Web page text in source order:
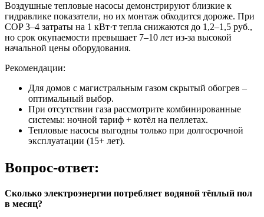
Воздушные тепловые насосы демонстрируют близкие к
гидравлике показатели, но их монтаж обходится дороже. При
COP 3–4 затраты на 1 кВт·т тепла снижаются до 1,2–1,5 руб.,
но срок окупаемости превышает 7–10 лет из-за высокой
начальной цены оборудования.
Рекомендации:
Для домов с магистральным газом скрытый обогрев –
оптимальный выбор.
При отсутствии газа рассмотрите комбинированные
системы: ночной тариф + котёл на пеллетах.
Тепловые насосы выгодны только при долгосрочной
эксплуатации (15+ лет).
Вопрос-ответ:
Сколько электроэнергии потребляет водяной тёплый пол
в месяц?